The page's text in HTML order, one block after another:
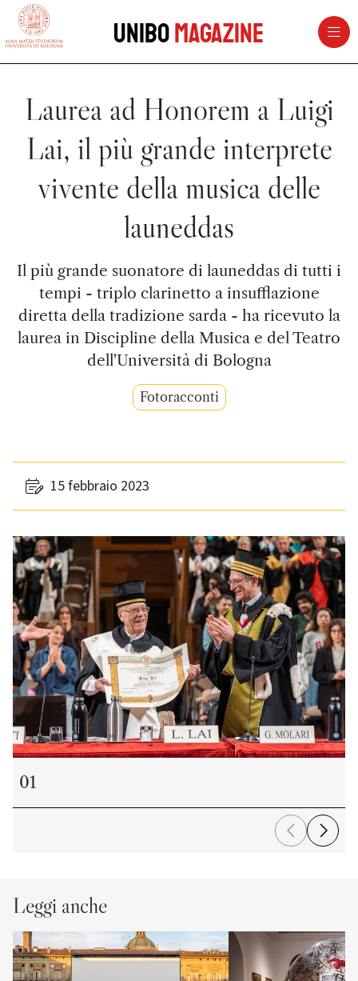
vai al contenuto della pagina
UniboMagazine
Laurea ad Honorem a Luigi
Lai, il più grande interprete
vivente della musica delle
launeddas
Il più grande suonatore di launeddas di tutti i
tempi - triplo clarinetto a insufflazione
diretta della tradizione sarda - ha ricevuto la
laurea in Discipline della Musica e del Teatro
dell'Università di Bologna
Fotoracconti
15 febbraio 2023
01
Leggi anche